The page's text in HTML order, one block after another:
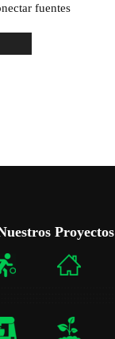
fuentes
Proyectos